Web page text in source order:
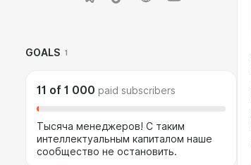
GOALS 1
11 of 1 000 paid subscribers
Тысяча менеджеров! С таким
интеллектуальным капиталом наше
сообщество не остановить.